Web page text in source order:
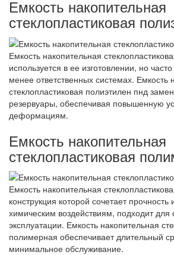
Емкость накопительная
стеклопластиковая
Емкость накопительная
используется в ее изготовлении, но
менее ответственных системах. Емкость
стеклопластиковая полиэтилен пнд
резервуары, обеспечивая повышенную
деформациям.
Емкость накопительная
стеклопластиковая
Емкость накопительная
конструкция которой сочетает прочность
химическим воздействиям, подходит для
эксплуатации. Емкость накопительная
полимерная обеспечивает длительный
минимальное обслуживание.